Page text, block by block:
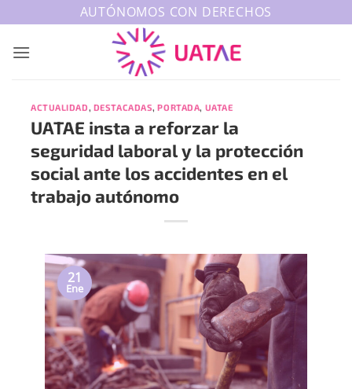
al
AUTÓNOMOS CON DERECHOS
ACTUALIDAD, DESTACADAS,PORTADA, UATAE
UATAE insta a reforzar la
seguridad laboral y la protección
social ante los accidentes en el
trabajo autónomo
21
Ene